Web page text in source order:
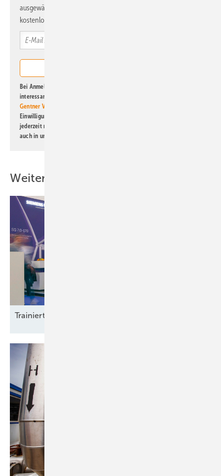
ausgewählte Informationen und Neuigkeiten, gebündelt und
kostenlos direkt ins Postfach.
Bei Anmeldung zu diesem Newsletter bin ich damit einverstanden, über
interessante Verlags- und Online-Angebote
Gentner Verlag GmbH & Co. KG
Einwilligung kann ich jederzeit widerrufen und eine Abmeldung ist
jederzeit möglich. Informationen zum Umgang mit Daten finden Sie
auch in unserer
Weitere Inhalte
Trainierte